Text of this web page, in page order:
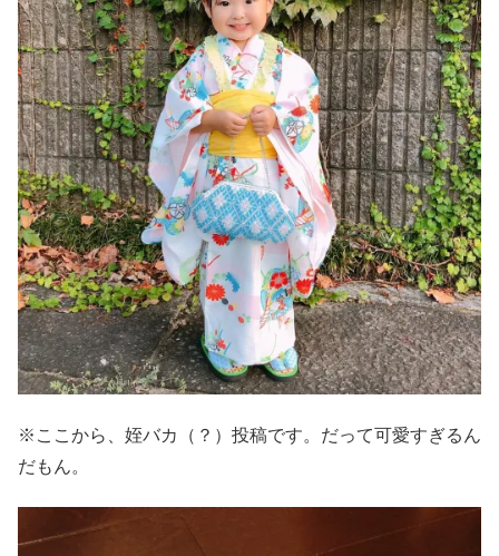
※ここから、姪バカ（？）投稿です。だって可愛すぎるん
だもん。